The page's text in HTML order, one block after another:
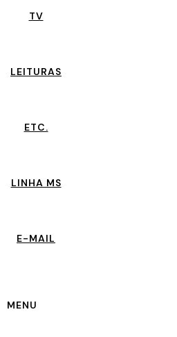
TV
LEITURAS
ETC.
LINHA MS
E-MAIL
MENU